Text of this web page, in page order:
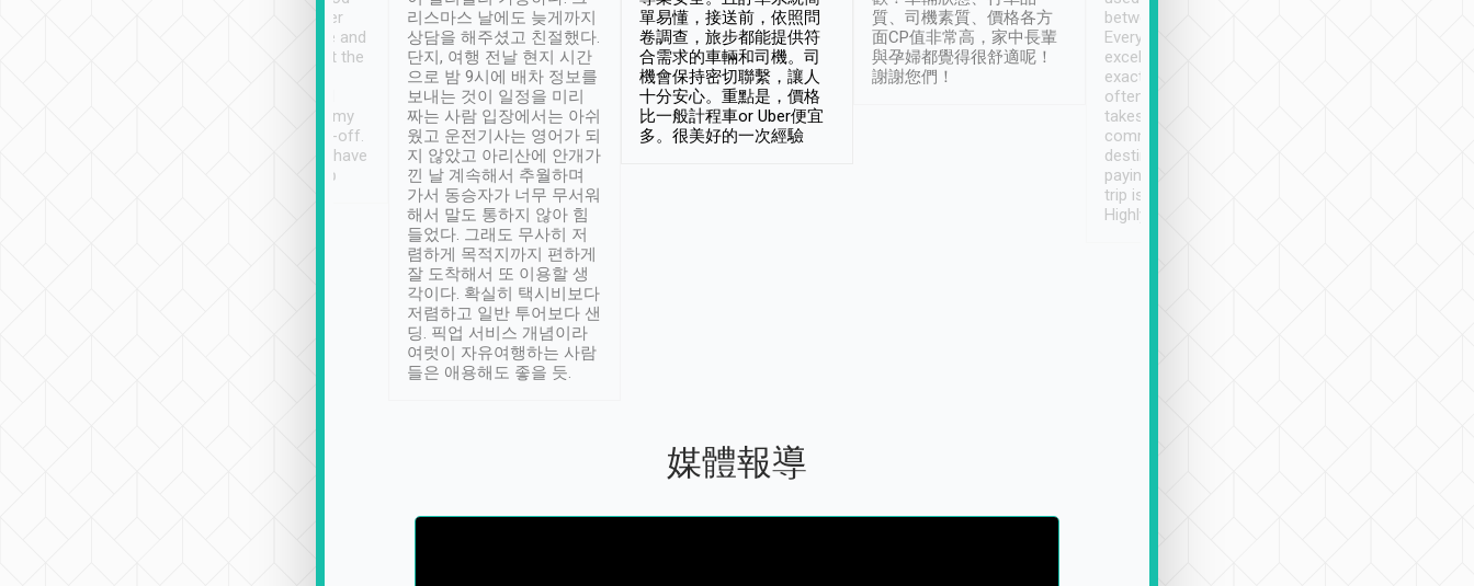
condition and the driver
service was awesome and
thoughtful. Driver went the
have safely arrived at my
destination after drop-off.
Definitely something I have
not seen elsewhere 👍
리스마스 날에도 늦게까지
상담을 해주셨고 친절했다.
단지, 여행 전날 현지 시간
으로 밤 9시에 배차 정보를
보내는 것이 일정을 미리
짜는 사람 입장에서는 아쉬
웠고 운전기사는 영어가 되
지 않았고 아리산에 안개가
낀 날 계속해서 추월하며
가서 동승자가 너무 무서워
해서 말도 통하지 않아 힘
들었다. 그래도 무사히 저
렴하게 목적지까지 편하게
잘 도착해서 또 이용할 생
각이다. 확실히 택시비보다
저렴하고 일반 투어보다 샌
딩. 픽업 서비스 개념이라
여럿이 자유여행하는 사람
들은 애용해도 좋을 듯.
單易懂，接送前，依照問
卷調查，旅步都能提供符
合需求的車輛和司機。司
機會保持密切聯繫，讓人
十分安心。重點是，價格
比一般計程車or Uber便宜
多。很美好的一次經驗
質、司機素質、價格各方
面CP值非常高，家中長輩
與孕婦都覺得很舒適呢！
謝謝您們！
between cities in Taiwan.
Every driver has been
excellent and arrives
exactly on time. As there is
often limited English it
takes the difficulty out of
communicating the
destination details and
paying online prior to the
trip is very convenient.
Highly recommended
媒體報導